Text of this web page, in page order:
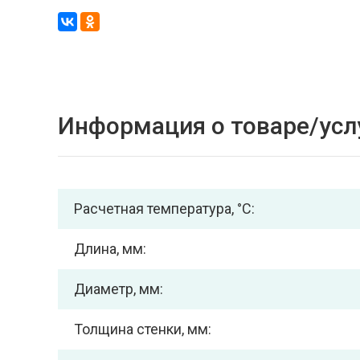
Информация о товаре/
Расчетная температура, °С:
Длина, мм:
Диаметр, мм:
Толщина стенки, мм: